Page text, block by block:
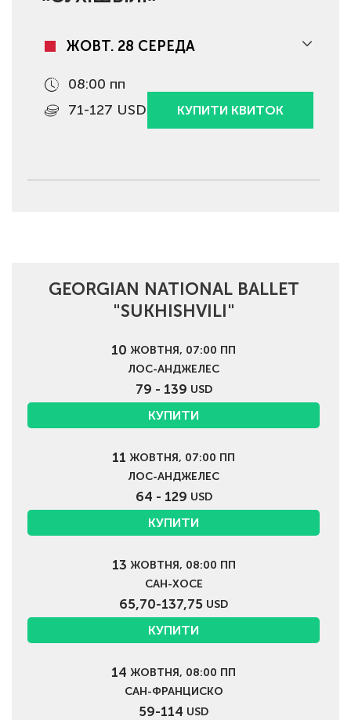
ЖОВТ. 28 СЕРЕДА
08:00 пп
71-127 USD
КУПИТИ КВИТОК
GEORGIAN NATIONAL BALLET
"SUKHISHVILI"
10 ЖОВТНЯ, 07:00 ПП
ЛОС-АНДЖЕЛЕС
79 - 139 USD
КУПИТИ
11 ЖОВТНЯ, 07:00 ПП
ЛОС-АНДЖЕЛЕС
64 - 129 USD
КУПИТИ
13 ЖОВТНЯ, 08:00 ПП
САН-ХОСЕ
65,70-137,75 USD
КУПИТИ
14 ЖОВТНЯ, 08:00 ПП
САН-ФРАНЦИСКО
59-114 USD